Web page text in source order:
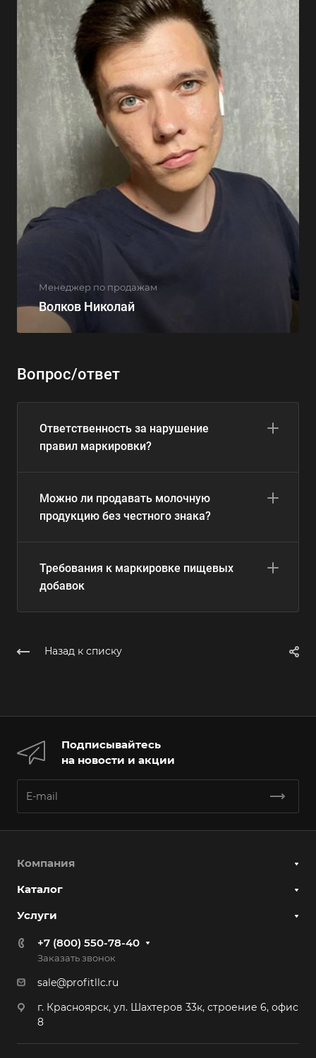
Менеджер по продажам
Волков Николай
Вопрос/ответ
Ответственность за нарушение
правил маркировки?
Можно ли продавать молочную
продукцию без честного знака?
Требования к маркировке пищевых
добавок
Назад к списку
Подписывайтесь
на новости и акции
Компания
Каталог
Услуги
+7 (800) 550-78-40
Заказать звонок
sale@profitllc.ru
г. Красноярск, ул. Шахтеров 33к, строение 6, офис
8